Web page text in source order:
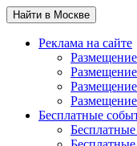
Найти в Москве
Реклама на сайте
Бесплатные